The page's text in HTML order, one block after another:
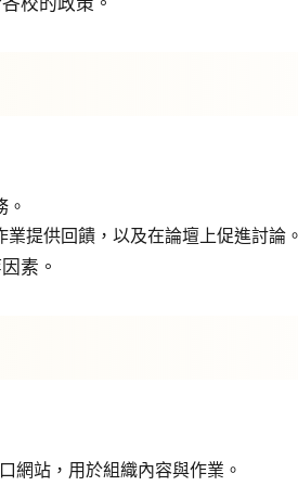
提供回饋，以及在論壇上促進討論
素。
站，用於組織內容與作業。